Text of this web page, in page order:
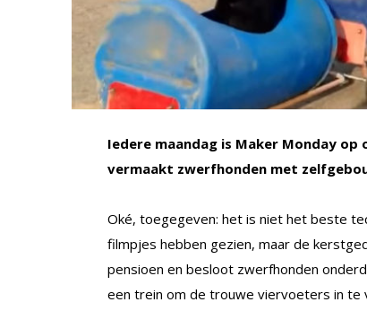
Iedere maandag is Maker Monday op
vermaakt zwerfhonden met
Oké, toegegeven: het is niet het beste
filmpjes hebben gezien, maar de
pensioen en besloot zwerfhonden
een trein om de trouwe viervoeters in te